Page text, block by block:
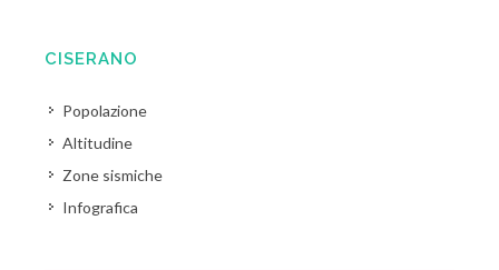
CISERANO
Popolazione
Altitudine
Zone sismiche
Infografica